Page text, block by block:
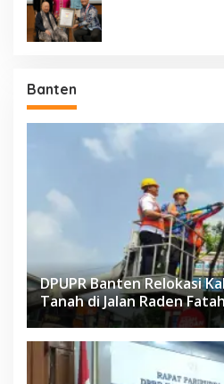
Banten
DPUPR Banten Relokasi
Tanah di Jalan Raden